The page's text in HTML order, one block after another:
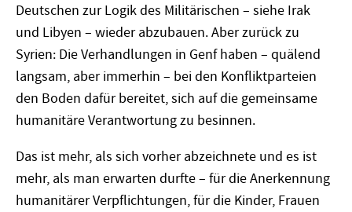
Deutschen zur Logik des Militärischen – siehe Irak
und Libyen – wieder abzubauen. Aber zurück zu
Syrien: Die Verhandlungen in Genf haben – quälend
langsam, aber immerhin – bei den Konfliktparteien
den Boden dafür bereitet, sich auf die gemeinsame
humanitäre Verantwortung zu besinnen.
Das ist mehr, als sich vorher abzeichnete und es ist
mehr, als man erwarten durfte – für die Anerkennung
humanitärer Verpflichtungen, für die Kinder, Frauen